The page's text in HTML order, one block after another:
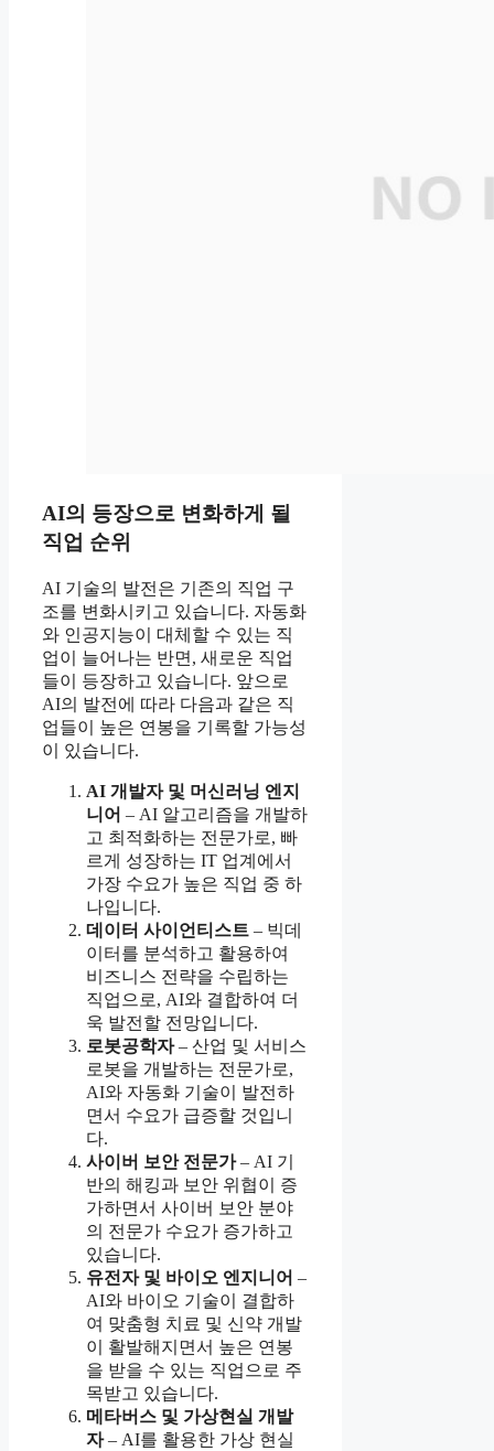
AI의 등장으로 변화하게 될
직업 순위
AI 기술의 발전은 기존의 직업 구
조를 변화시키고 있습니다. 자동화
와 인공지능이 대체할 수 있는 직
업이 늘어나는 반면, 새로운 직업
들이 등장하고 있습니다. 앞으로
AI의 발전에 따라 다음과 같은 직
업들이 높은 연봉을 기록할 가능성
이 있습니다.
AI 개발자 및 머신러닝 엔지
니어 – AI 알고리즘을 개발하
고 최적화하는 전문가로, 빠
르게 성장하는 IT 업계에서
가장 수요가 높은 직업 중 하
나입니다.
데이터 사이언티스트 – 빅데
이터를 분석하고 활용하여
비즈니스 전략을 수립하는
직업으로, AI와 결합하여 더
욱 발전할 전망입니다.
로봇공학자– 산업 및 서비스
로봇을 개발하는 전문가로,
AI와 자동화 기술이 발전하
면서 수요가 급증할 것입니
다.
사이버 보안 전문가– AI 기
반의 해킹과 보안 위협이 증
가하면서 사이버 보안 분야
의 전문가 수요가 증가하고
있습니다.
유전자 및 바이오 엔지니어 –
AI와 바이오 기술이 결합하
여 맞춤형 치료 및 신약 개발
이 활발해지면서 높은 연봉
을 받을 수 있는 직업으로 주
목받고 있습니다.
메타버스 및 가상현실 개발
자– AI를 활용한 가상 현실